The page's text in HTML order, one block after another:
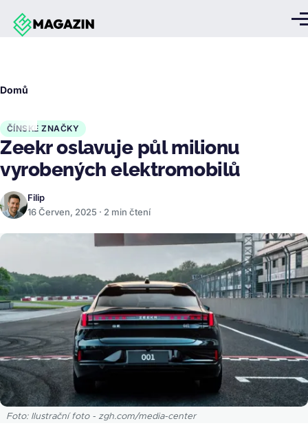
Přejít k hlavnímu obsahu
Domů
ČÍNSKÉ ZNAČKY
Zeekr oslavuje půl milionu
vyrobených elektromobilů
Filip
16 Červen, 2025 · 2 min čtení
Foto: Ilustrační foto - zgh.com/media-center